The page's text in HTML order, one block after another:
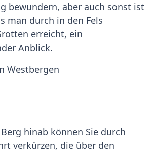
bewundern, aber auch sonst ist
man durch in den Fels
erreicht, ein
Anblick.
Westbergen
hinab können Sie durch
verkürzen, die über den